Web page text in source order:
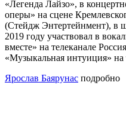
«Легенда Лайзо», в
оперы» на сцене
(Стейдж Энтертейнмент), в
2019 году участвовал в
вместе» на телеканале
«Музыкальная интуиция» на
Ярослав Баярунас подробно